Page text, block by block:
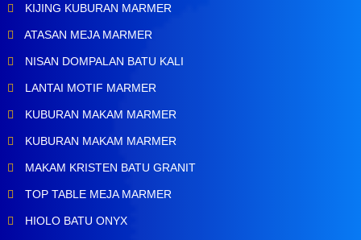
KIJING KUBURAN MARMER
ATASAN MEJA MARMER
NISAN DOMPALAN BATU KALI
LANTAI MOTIF MARMER
KUBURAN MAKAM MARMER
KUBURAN MAKAM MARMER
MAKAM KRISTEN BATU GRANIT
TOP TABLE MEJA MARMER
HIOLO BATU ONYX